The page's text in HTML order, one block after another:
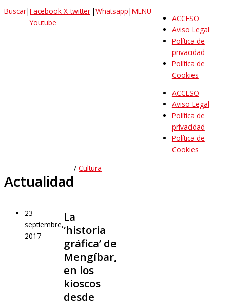
Buscar|Facebook X-twitter
Youtube
|Whatsapp|MENU
ACCESO
Aviso Legal
Política de
privacidad
Política de
Cookies
ACCESO
Aviso Legal
Política de
privacidad
Política de
Cookies
Actualidad
/ Cultura
23
septiembre,
2017
La
‘historia
gráfica’ de
Mengíbar,
en los
kioscos
desde